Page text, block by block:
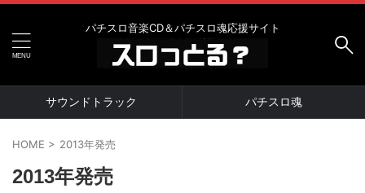
パチスロ音楽CD＆パチスロ魂応援サイト
サウンドトラック パチスロ魂
HOME > 2013年発売
2013年発売